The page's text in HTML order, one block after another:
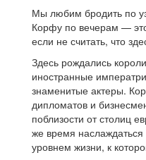
Мы любим бродить по
Корфу по вечерам —
если не считать, что
Здесь рождались
иностранные
знаменитые актеры.
дипломатов и
поблизости от столиц
же время
уровнем жизни, к